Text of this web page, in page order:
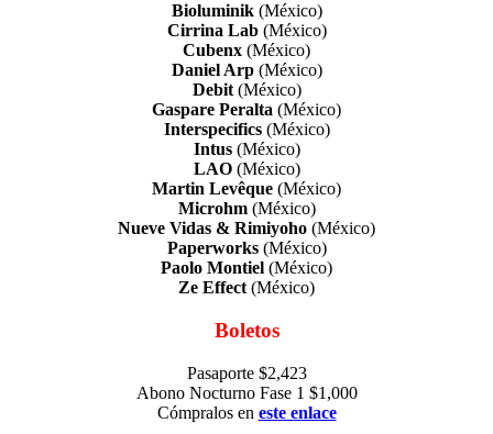
Bioluminik(México)
Cirrina Lab(México)
Cubenx (México)
Daniel Arp(México)
Debit(México)
Gaspare Peralta (México)
Interspecifics(México)
Intus(México)
LAO(México)
Martin Levêque (México)
Microhm(México)
Nueve Vidas & Rimiyoho (México)
Paperworks(México)
Paolo Montiel (México)
Ze Effect (México)
Boletos
Pasaporte $2,423
Abono Nocturno Fase 1 $1,000
Cómpralos en este enlace